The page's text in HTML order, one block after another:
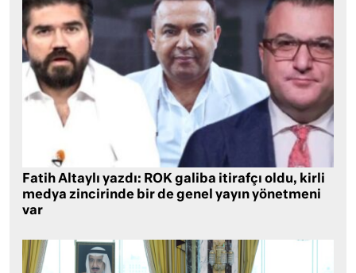
Fatih Altaylı yazdı: ROK galiba itirafçı oldu, kirli
medya zincirinde bir de genel yayın yönetmeni
var